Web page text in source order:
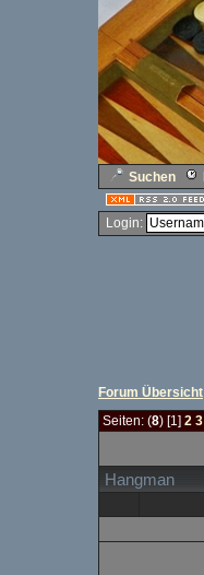
Suchen
Login:
Forum Übersicht
Seiten: (8) [1] 2 3
Hangman